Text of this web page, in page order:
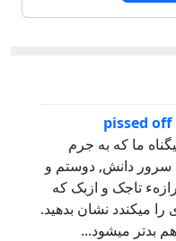
pissed off
ما که به جرم
سرور دانش, دوستم و
تاجک و ازبک که
میکندد نشان بدهید.
هم بدتر میشود...